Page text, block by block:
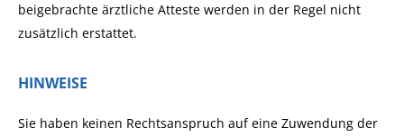
beigebrachte ärztliche Atteste werden in der Regel nicht
zusätzlich erstattet.
HINWEISE
Sie haben keinen Rechtsanspruch auf eine Zuwendung der